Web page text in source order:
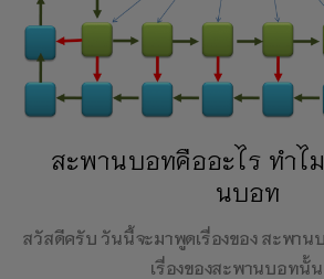
สะพานบอทคืออะไร ทำไ
นบอท
สวัสดีครับ วันนี้จะมาพูดเรื่องของ สะพา
เรื่องของสะพานบอทนั้